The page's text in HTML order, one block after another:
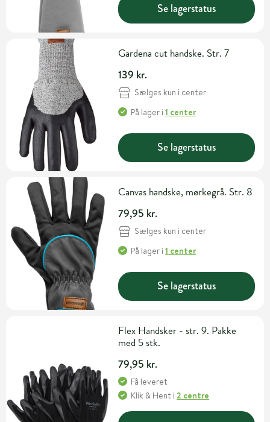
Se lagerstatus
Gardena cut handske. Str. 7
139 kr.
Sælges kun i center
På lager i1 center
Se lagerstatus
Canvas handske, mørkegrå. Str. 8
79,95 kr.
Sælges kun i center
På lager i1 center
Se lagerstatus
Flex Handsker - str. 9. Pakke
med 5 stk.
79,95 kr.
Få leveret
Klik & Hent i2 centre